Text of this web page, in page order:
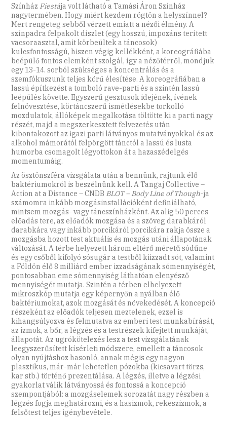
Színház Fiestája volt látható a Tamási Áron Színház
nagytermében. Hogy miért kezdem rögtön a helyszínnel?
Mert rengeteg sebből vérzett emiatt a nézői élmény. A
színpadra felpakolt díszlet (egy hosszú, impozáns terített
vacsoraasztal, amit körbeültek a táncosok)
kulcsfontosságú, hiszen végig kellékként, a koreográfiába
beépülő fontos elemként szolgál, így a nézőtérről, mondjuk
egy 13-14. sorból szükséges a koncentrálás és a
szemfókuszunk teljes körű élesítése. A koreográfiában a
lassú építkezést a tomboló rave-parti és a szintén lassú
leépülés követte. Egyszerű gesztusok idejének, ívének
felnövesztése, körtáncszerű ismétlésekbe torkolló
mozdulatok, állóképek megalkotása töltötte ki a parti nagy
részét, majd a megszerkesztett felvezetés után
kibontakozott az igazi parti látványos mutatványokkal és az
alkohol mámorától felpörgött tánctól a lassú és lusta
humorba csomagolt légyottokon át a hazaszédelgés
momentumáig.
Az ösztönszféra vizsgálata után a bennünk, rajtunk élő
baktériumokról is beszélnünk kell. A Tangaj Collective –
Action at a Distance – CNDB BLOT – Body Line of Though-ja
számomra inkább mozgásinstallációként definiálható,
mintsem mozgás- vagy táncszínházként. Az alig 50 perces
előadás tere, az előadók mozgása és a szöveg darabkáról
darabkára vagy inkább porcikáról porcikára rakja össze a
mozgásba hozott test aktuális és mozgás utáni állapotának
változását. A térbe helyezett három eltérő méretű sódűne
és egy csőből kifolyó sósugár a testből kiizzadt sót, valamint
a Földön élő 8 milliárd ember izzadságának sómennyiségét,
pontosabban eme sómennyiség láthatóan elenyésző
mennyiségét mutatja. Szintén a térben elhelyezett
mikroszkóp mutatja egy képernyőn a nyálban élő
baktériumokat, azok mozgását és növekedését. A koncepció
részeként az előadók teljesen meztelenek, ezzel is
kihangsúlyozva és felmutatva az emberi test munkabírását,
az izmok, a bőr, a légzés és a testrészek kifejtett munkáját,
állapotát. Az ugrókötelezés lesz a test vizsgálatának
leegyszerűsített kísérleti módszere, emellett a táncosok
olyan nyújtáshoz hasonló, annak mégis egy nagyon
plasztikus, már-már lehetetlen pózokba (kicsavart törzs,
kar stb.) történő prezentálása. A légzés, illetve a légzési
gyakorlat válik látványossá és fontossá a koncepció
szempontjából: a mozgáselemek sorozatát nagy részben a
légzés fogja meghatározni, és a hasizmok, rekeszizmok, a
felsőtest teljes igénybevétele.